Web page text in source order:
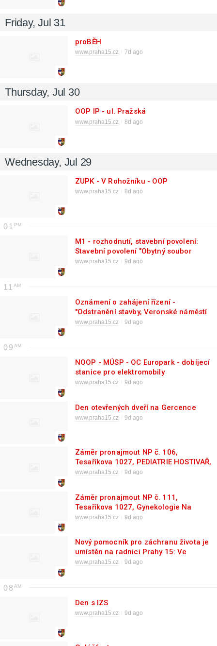
Friday, Jul 31
proBĚH
www.praha15.cz 7d ago
Thursday, Jul 30
OOP IP - ul. Pražská
www.praha15.cz 8d ago
Wednesday, Jul 29
ZUPK - V Rohožníku - OOP
www.praha15.cz 8d ago
01
M1 - rozhodnutí, stavební povolení:
Stavební povolení "Obytný soubor
Praga" - 3. část" (objekty D, E, F, G)
www.praha15.cz 9d ago
11
Oznámení o zahájení řízení -
"Odstranění stavby, Veronské náměstí
403, Praha 15"
www.praha15.cz 9d ago
09
NOOP - MÚSP - OC Europark - dobíjecí
stanice pro elektromobily
www.praha15.cz 9d ago
Den otevřených dveří na Gercence
www.praha15.cz 9d ago
Záměr pronajmout NP č. 106,
Tesaříkova 1027, PEDIATRIE HOSTIVAŘ,
s.r.o.
www.praha15.cz 9d ago
Záměr pronajmout NP č. 111,
Tesaříkova 1027, Gynekologie Na
Košíku s.r.o.
www.praha15.cz 9d ago
Nový pomocník pro záchranu života je
umístěn na radnici Prahy 15: Ve
vestibulu úřadu je nepřetržitě k
www.praha15.cz 9d ago
08
Den s IZS
www.praha15.cz 9d ago